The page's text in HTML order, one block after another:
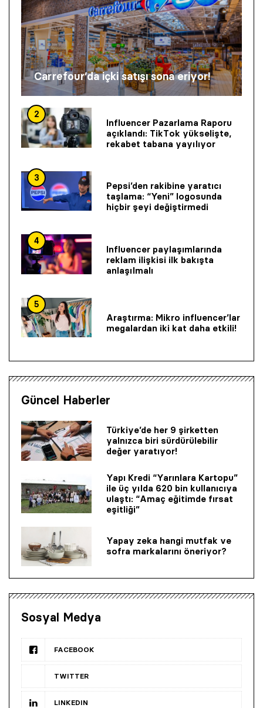
Carrefour’da içki satışı sona eriyor!
2
Influencer Pazarlama Raporu
açıklandı: TikTok yükselişte,
rekabet tabana yayılıyor
3
Pepsi’den rakibine yaratıcı
taşlama: “Yeni” logosunda
hiçbir şeyi değiştirmedi
4
Influencer paylaşımlarında
reklam ilişkisi ilk bakışta
anlaşılmalı
5
Araştırma: Mikro influencer’lar
megalardan iki kat daha etkili!
Güncel Haberler
Türkiye’de her 9 şirketten
yalnızca biri sürdürülebilir
değer yaratıyor!
Yapı Kredi “Yarınlara Kartopu”
ile üç yılda 620 bin kullanıcıya
ulaştı: “Amaç eğitimde fırsat
eşitliği”
Yapay zeka hangi mutfak ve
sofra markalarını öneriyor?
Sosyal Medya
FACEBOOK
TWITTER
LINKEDIN